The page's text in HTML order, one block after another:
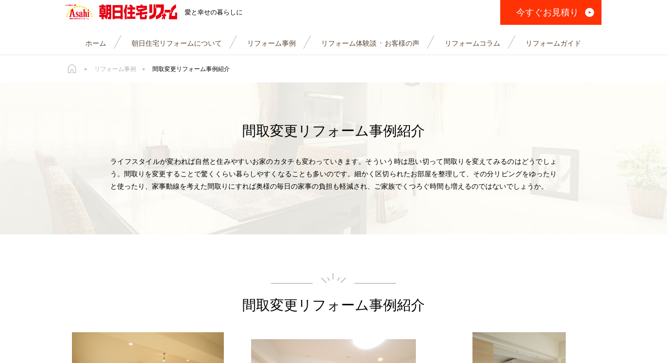
愛と幸せの暮らしに 今すぐお見積り
ホーム 朝日住宅リフォームについて リフォーム事例 リフォーム体験談 ・ お客様の声 リフォームコラム リフォームガイド
リフォーム事例 間取変更リフォーム事例紹介
間取変更 リフォーム事例紹介
ライフスタイルが変われば自然と住みやすいお家のカタチも変わっていきます。そういう時は思い切って間取りを変えてみるのはどうでしょ
う。間取りを変更することで驚くくらい暮らしやすくなることも多いのです。細かく区切られたお部屋を整理して、その分リビングをゆったり
と使ったり、家事動線を考えた間取りにすれば奥様の毎日の家事の負担も軽減され、ご家族でくつろぐ時間も増えるのではないでしょうか。
間取変更 リフォーム事例紹介